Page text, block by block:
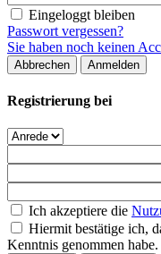
Eingeloggt bleiben
Passwort vergessen?
Sie haben noch keinen
Abbrechen Anmelden
Registrierung bei
Ich akzeptiere die
Hiermit bestätige ich,
Kenntnis genommen habe.